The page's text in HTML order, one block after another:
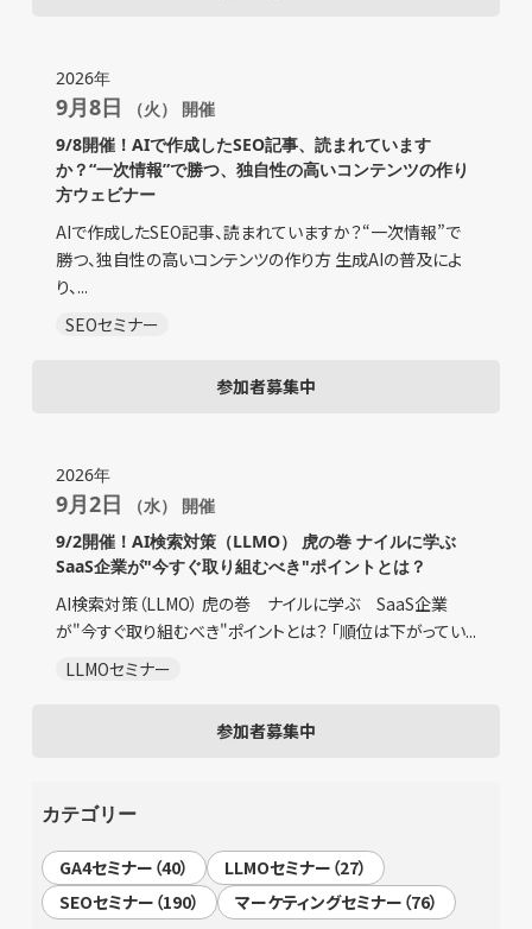
2026年
9月8日 （火） 開催
9/8開催！AIで作成したSEO記事、読まれています
か？“一次情報”で勝つ、独自性の高いコンテンツの作り
方ウェビナー
AIで作成したSEO記事、読まれていますか？“一次情報”で
勝つ、独自性の高いコンテンツの作り方 生成AIの普及によ
り、...
SEOセミナー
参加者募集中
2026年
9月2日 （水） 開催
9/2開催！AI検索対策（LLMO） 虎の巻 ナイルに学ぶ
SaaS企業が"今すぐ取り組むべき"ポイントとは？
AI検索対策（LLMO） 虎の巻 ナイルに学ぶ SaaS企業
が"今すぐ取り組むべき"ポイントとは？ 「順位は下がってい...
LLMOセミナー
参加者募集中
カテゴリー
GA4セミナー（40）
LLMOセミナー（27）
SEOセミナー（190）
マーケティングセミナー（76）